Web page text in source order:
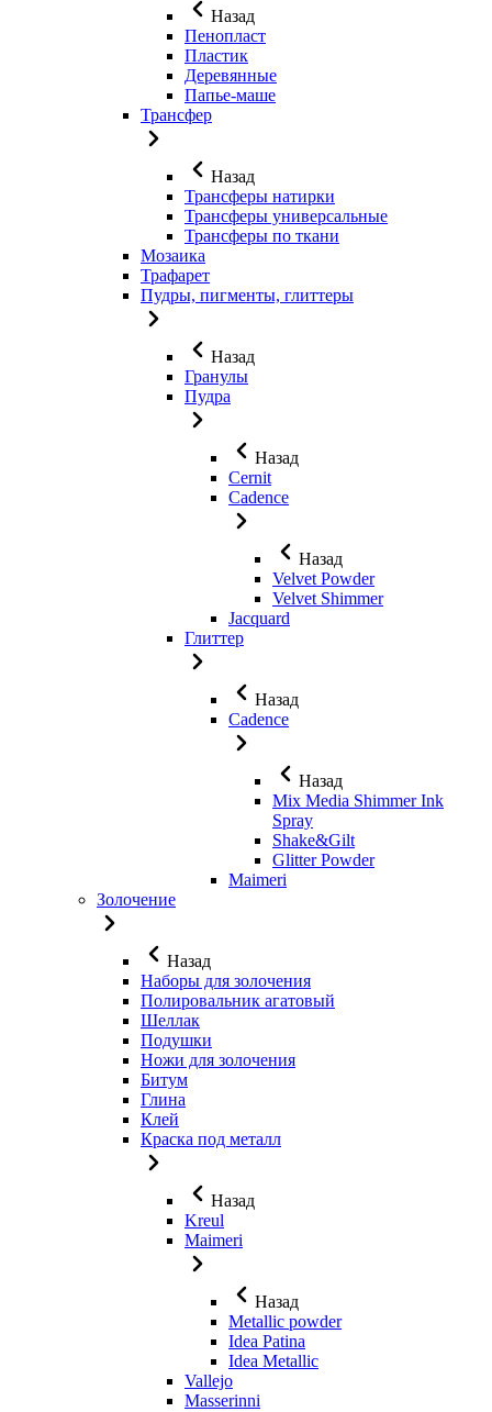
Назад
Пенопласт
Пластик
Деревянные
Папье-маше
Трансфер
Назад
Трансферы натирки
Трансферы универсальные
Трансферы по ткани
Мозаика
Трафарет
Пудры, пигменты, глиттеры
Назад
Гранулы
Пудра
Назад
Cernit
Cadence
Назад
Velvet Powder
Velvet Shimmer
Jaсquard
Глиттер
Назад
Cadence
Назад
Mix Media Shimmer Ink
Spray
Shake&Gilt
Glitter Powder
Maimeri
Золочение
Назад
Наборы для золочения
Полировальник агатовый
Шеллак
Подушки
Ножи для золочения
Битум
Глина
Клей
Краска под металл
Назад
Kreul
Maimeri
Назад
Metallic powder
Idea Patina
Idea Metallic
Vallejo
Masserinni